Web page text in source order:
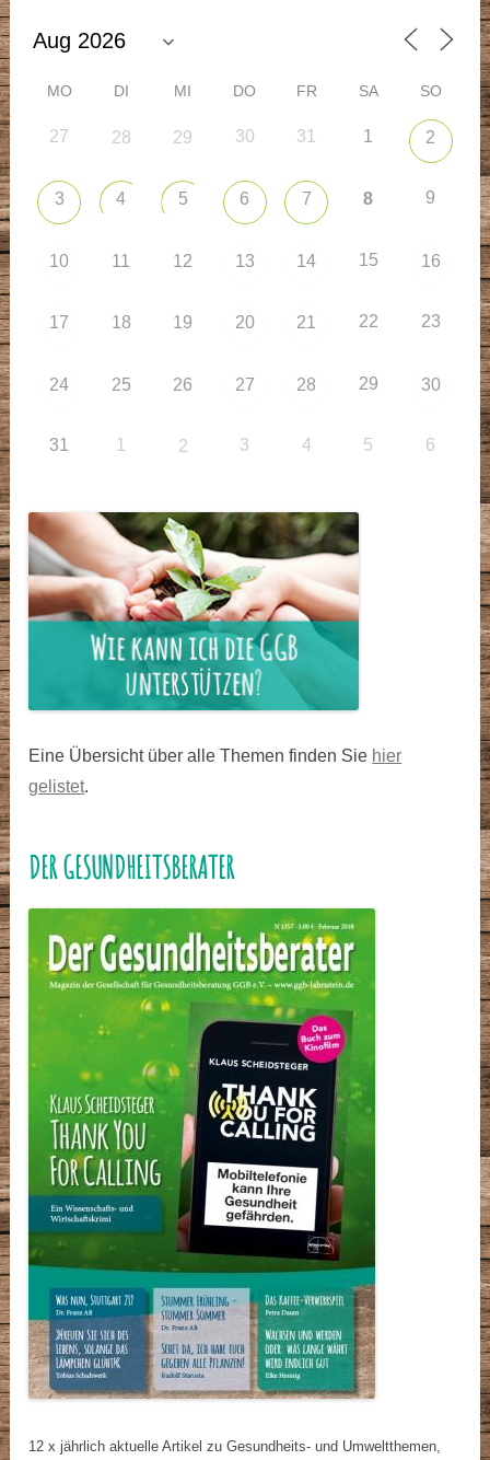
MO DI MI DO FR SA SO
27 28 29 30 31 1 2
3 4 5 6 7 8 9
10 11 12 13 14 15 16
17 18 19 20 21 22 23
24 25 26 27 28 29 30
31 1 2 3 4 5 6
Eine Übersicht über alle Themen finden Sie hier
gelistet.
DER GESUNDHEITSBERATER
12 x jährlich aktuelle Artikel zu Gesundheits- und Umweltthemen,